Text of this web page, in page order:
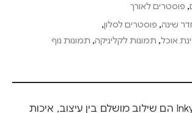
, פוסטרים לאורך
שינה, פוסטרים לסלון,
אוכל, תמונות לקליניקה, תמונות נוף
הפוסטרים של Inky הם שילוב מושלם בין עיצוב, איכות